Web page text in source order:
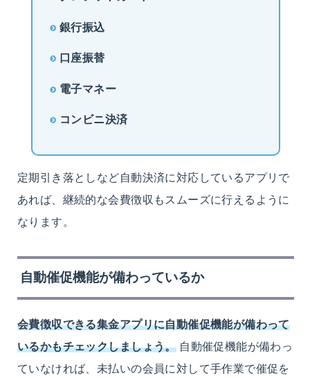
銀行振込
口座振替
電子マネー
コンビニ決済
定期引き落としなど自動決済に対応しているアプリで
あれば、継続的な会費徴収もスムーズに行えるように
なります。
自動催促機能が備わっているか
会費徴収できる集金アプリに自動催促機能が備わって
いるかもチェックしましょう。 自動催促機能が備わっ
ていなければ、未払いの会員に対して手作業で催促を